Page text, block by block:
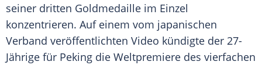
seiner dritten Goldmedaille im Einzel
konzentrieren. Auf einem vom japanischen
Verband veröffentlichten Video kündigte der 27-
Jährige für Peking die Weltpremiere des vierfachen